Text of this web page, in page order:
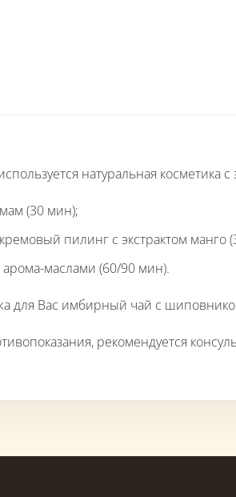
натуральная косметика
(30 мин);
пилинг с экстрактом манго
маслами (60/90 мин).
для Вас имбирный чай с
рекомендуется